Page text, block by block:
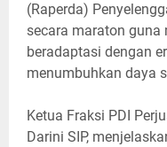
(Raperda)
secara maraton guna
beradaptasi dengan
menumbuhkan daya
Ketua Fraksi PDI
Darini SIP,